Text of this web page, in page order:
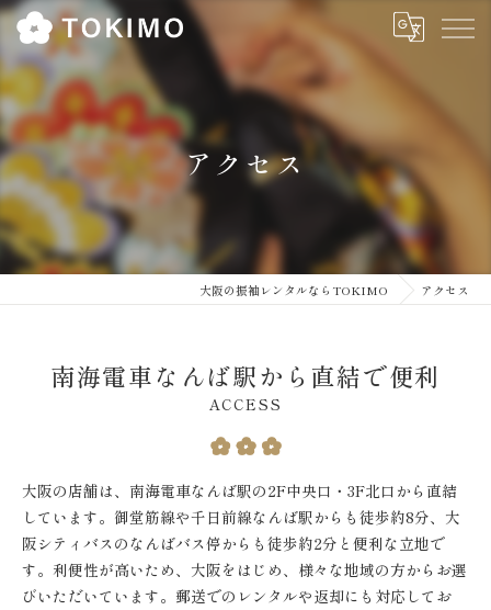
アクセス
大阪の振袖レンタルならTOKIMO アクセス
南海電車なんば駅から直結で便利
ACCESS
大阪の店舗は、南海電車なんば駅の2F中央口・3F北口から直結
しています。御堂筋線や千日前線なんば駅からも徒歩約8分、大
阪シティバスのなんばバス停からも徒歩約2分と便利な立地で
す。利便性が高いため、大阪をはじめ、様々な地域の方からお選
びいただいています。郵送でのレンタルや返却にも対応してお